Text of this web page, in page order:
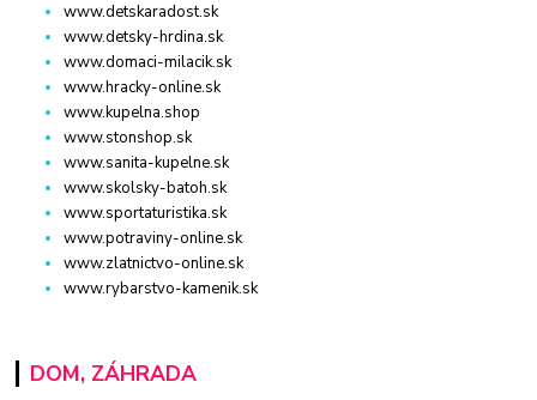
www.detskaradost.sk
www.detsky-hrdina.sk
www.domaci-milacik.sk
www.hracky-online.sk
www.kupelna.shop
www.stonshop.sk
www.sanita-kupelne.sk
www.skolsky-batoh.sk
www.sportaturistika.sk
www.potraviny-online.sk
www.zlatnictvo-online.sk
www.rybarstvo-kamenik.sk
DOM, ZÁHRADA